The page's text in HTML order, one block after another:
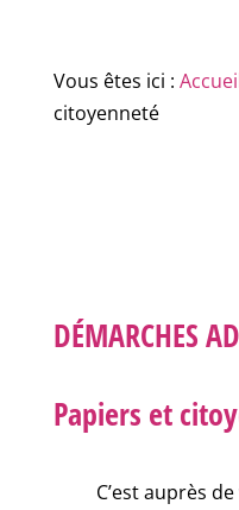
Vous êtes ici :
citoyenneté
DÉMARCHES
Papiers et
C’est auprès